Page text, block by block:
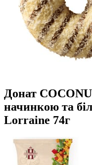
Донат
начинкою та
Lorraine 74г